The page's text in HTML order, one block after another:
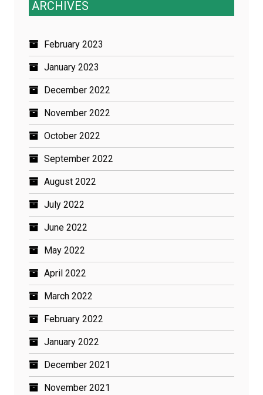
ARCHIVES
February 2023
January 2023
December 2022
November 2022
October 2022
September 2022
August 2022
July 2022
June 2022
May 2022
April 2022
March 2022
February 2022
January 2022
December 2021
November 2021